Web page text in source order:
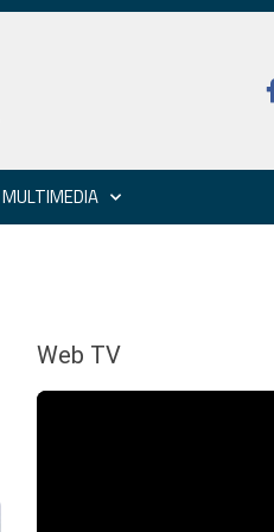
MULTIMEDIA
Web TV